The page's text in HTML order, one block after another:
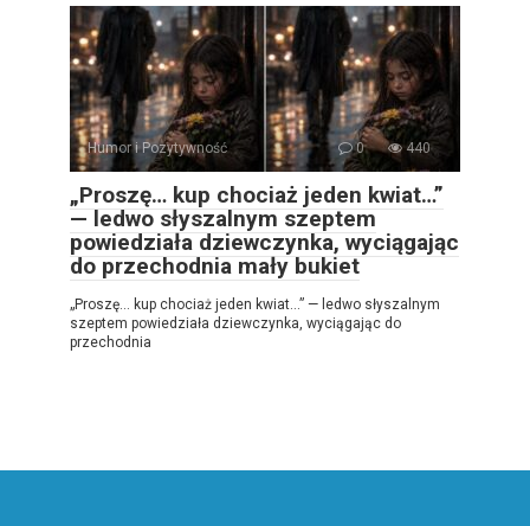
Humor i Pozytywność 0 440
„Proszę… kup chociaż jeden kwiat…”
— ledwo słyszalnym szeptem
powiedziała dziewczynka, wyciągając
do przechodnia mały bukiet
„Proszę… kup chociaż jeden kwiat…” — ledwo słyszalnym
szeptem powiedziała dziewczynka, wyciągając do
przechodnia